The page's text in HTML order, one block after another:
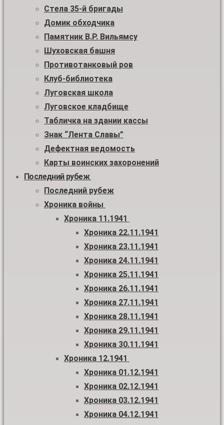
Стела 35-й бригады
Домик обходчика
Памятник В.Р. Вильямсу
Шуховская башня
Противотанковый ров
Клуб-библиотека
Луговская школа
Луговское кладбище
Табличка на здании кассы
Знак “Лента Славы”
Дефектная ведомость
Карты воинских захоронений
Последний рубеж
Последний рубеж
Хроника войны
Хроника 11.1941
Хроника 22.11.1941
Хроника 23.11.1941
Хроника 24.11.1941
Хроника 25.11.1941
Хроника 26.11.1941
Хроника 27.11.1941
Хроника 28.11.1941
Хроника 29.11.1941
Хроника 30.11.1941
Хроника 12.1941
Хроника 01.12.1941
Хроника 02.12.1941
Хроника 03.12.1941
Хроника 04.12.1941